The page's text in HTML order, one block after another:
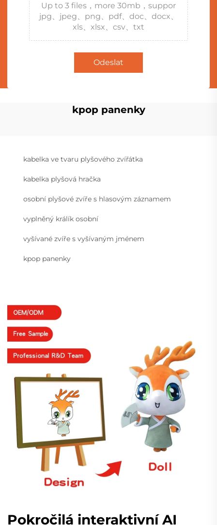
Up to 3 files，more 30mb，suppor
jpg、jpeg、png、pdf、doc、docx、
xls、xlsx、csv、txt
Odeslat
kpop panenky
kabelka ve tvaru plyšového zvířátka
kabelka plyšová hračka
osobní plyšové zvíře s hlasovým záznamem
vyplněný králík osobní
vyšívané zvíře s vyšívaným jménem
kpop panenky
Pokročilá interaktivní AI